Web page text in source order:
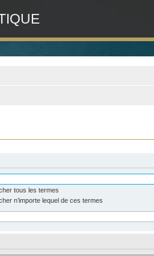
tous les termes
n’importe lequel de ces termes